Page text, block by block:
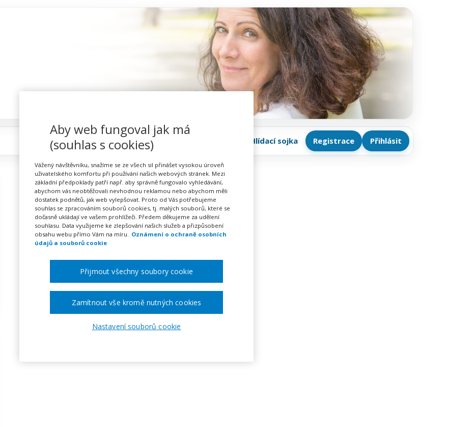
Hlídací sojka Registrace Přihlásit
Požadovaná akce nebyla nalezena.
Aby web fungoval jak má
(souhlas s cookies)
Vážený návštěvníku, snažíme se ze všech sil přinášet vysokou úroveň
uživatelského komfortu při používání našich webových stránek. Mezi
základní předpoklady patří např. aby správně fungovalo vyhledávání,
abychom vás neobtěžovali nevhodnou reklamou nebo abychom měli
dostatek podnětů, jak web vylepšovat. Proto od Vás potřebujeme
souhlas se zpracováním souborů cookies, tj. malých souborů, které se
dočasně ukládají ve vašem prohlížeči. Předem děkujeme za udělení
souhlasu. Data využijeme ke zlepšování našich služeb a přizpůsobení
obsahu webu přímo Vám na míru. Oznámení o ochraně osobních
údajů a souborů cookie
Nastavení souborů cookie
Zamítnout vše kromě nutných cookies
Přijmout všechny soubory cookie